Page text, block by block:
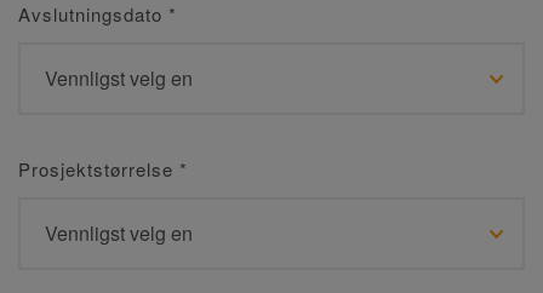
Avslutningsdato *
Prosjektstørrelse *